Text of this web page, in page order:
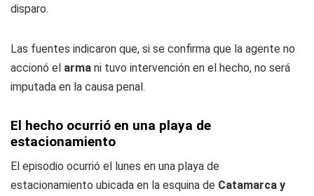
disparo.
Las fuentes indicaron que, si se confirma que la agente no
accionó el arma ni tuvo intervención en el hecho, no será
imputada en la causa penal.
El hecho ocurrió en una playa de
estacionamiento
El episodio ocurrió el lunes en una playa de
estacionamiento ubicada en la esquina de Catamarca y